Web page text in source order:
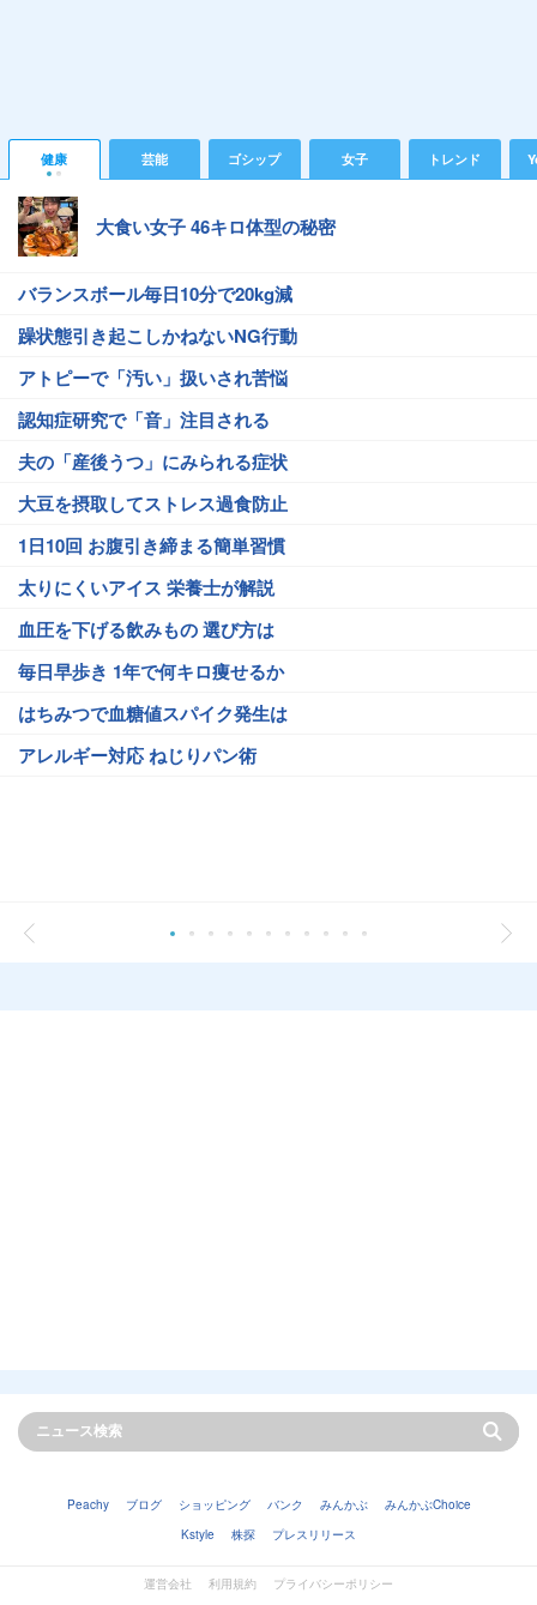
健康 芸能 ゴシップ 女子 トレンド
大食い女子 46キロ体型の秘密
バランスボール毎日10分で20kg減
躁状態引き起こしかねないNG行動
アトピーで「汚い」扱いされ苦悩
認知症研究で「音」注目される
夫の「産後うつ」にみられる症状
大豆を摂取してストレス過食防止
1日10回 お腹引き締まる簡単習慣
太りにくいアイス 栄養士が解説
血圧を下げる飲みもの 選び方は
毎日早歩き 1年で何キロ痩せるか
はちみつで血糖値スパイク発生は
アレルギー対応 ねじりパン術
Peachy ブログ ショッピング バンク みんかぶ
みんかぶChoice
Kstyle
株探 プレスリリース
運営会社 利用規約
プライバシーポリシー